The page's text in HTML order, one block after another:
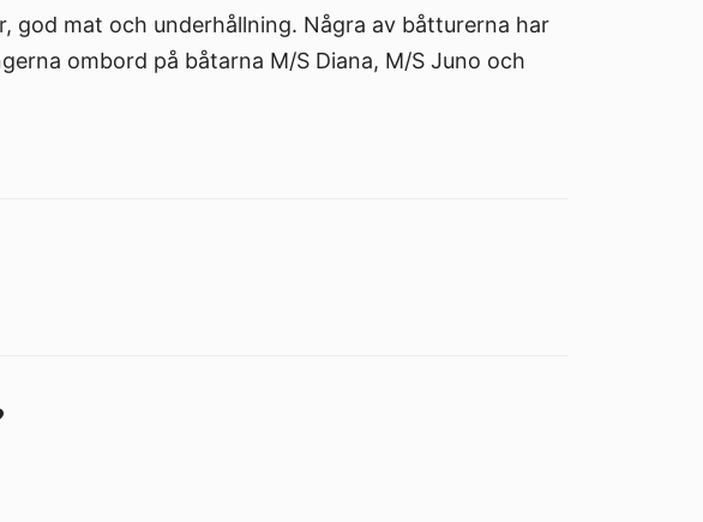
god mat och underhållning. Några av båtturerna har
ombord på båtarna M/S Diana, M/S Juno och